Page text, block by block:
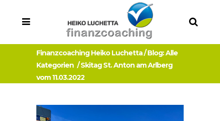
Finanzcoaching Heiko Luchetta/Blog: Alle
Kategorien /Skitag St. Anton am Arlberg
vom 11.03.2022